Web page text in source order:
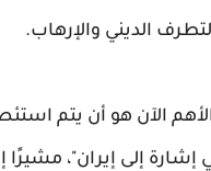
الديني والإرهاب.
الآن هو أن يتم
إلى إيران"، مشيرًا